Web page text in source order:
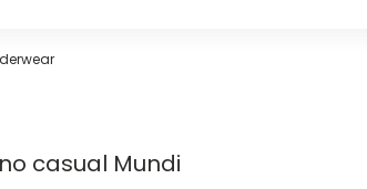
casual Mundi